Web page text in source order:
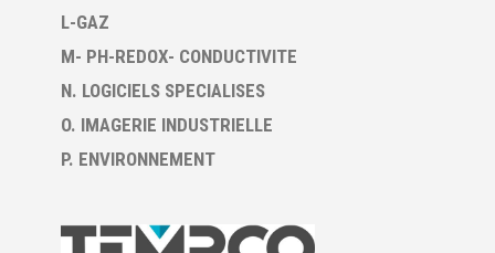
L-GAZ
M- PH-REDOX- CONDUCTIVITE
N. LOGICIELS SPECIALISES
O. IMAGERIE INDUSTRIELLE
P. ENVIRONNEMENT